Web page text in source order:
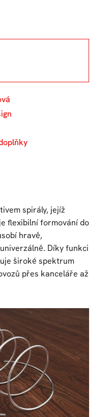
spirály, jejíž
flexibilní formování do
hravě,
Díky funkci
široké spektrum
přes kanceláře až